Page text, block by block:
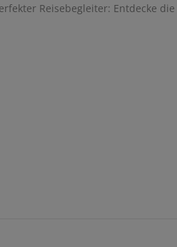
Reisebegleiter: Entdecke